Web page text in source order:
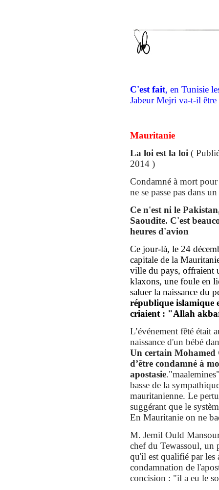
C'est fait, en Tunisie
Jabeur Mejri va-t-il être
Mauritanie
La loi est la loi (
2014 )
Condamné à mort
ne se passe pas dans
Ce n'est ni le
Saoudite. C'est
heures d'avion
Ce jour-là, le 24
capitale de la
ville du pays, offraient
klaxons, une foule en
saluer la naissance du
république islamique
criaient : "Allah
L’événement fêté était
naissance d'un bébé
Un certain
d’être condamné à
apostasie
basse de la
mauritanienne. Le
suggérant que le
En Mauritanie on ne
M. Jemil Ould
chef du Tewassoul, un
qu'il est qualifié par les
condamnation de
concision : "il a eu le